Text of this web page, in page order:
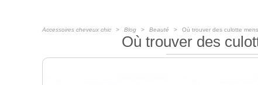
Accessoires cheveux chic Blog Beauté Où trouver des culotte
Où trouver des